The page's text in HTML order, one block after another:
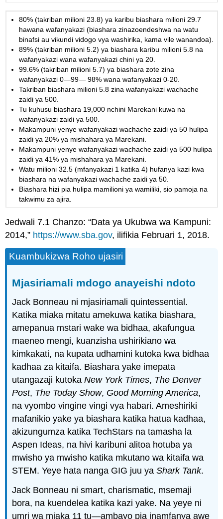
80% (takriban milioni 23.8) ya karibu biashara milioni 29.7
hawana wafanyakazi (biashara zinazoendeshwa na watu
binafsi au vikundi vidogo vya washirika, kama vile wanandoa).
89% (takriban milioni 5.2) ya biashara karibu milioni 5.8 na
wafanyakazi wana wafanyakazi chini ya 20.
99.6% (takriban milioni 5.7) ya biashara zote zina
wafanyakazi 0—99— 98% wana wafanyakazi 0-20.
Takriban biashara milioni 5.8 zina wafanyakazi wachache
zaidi ya 500.
Tu kuhusu biashara 19,000 nchini Marekani kuwa na
wafanyakazi zaidi ya 500.
Makampuni yenye wafanyakazi wachache zaidi ya 50 hulipa
zaidi ya 20% ya mishahara ya Marekani.
Makampuni yenye wafanyakazi wachache zaidi ya 500 hulipa
zaidi ya 41% ya mishahara ya Marekani.
Watu milioni 32.5 (mfanyakazi 1 katika 4) hufanya kazi kwa
biashara na wafanyakazi wachache zaidi ya 50.
Biashara hizi pia hulipa mamilioni ya wamiliki, sio pamoja na
takwimu za ajira.
Jedwali 7.1 Chanzo: “Data ya Ukubwa wa Kampuni:
2014,” https://www.sba.gov, ilifikia Februari 1, 2018.
Kuambukizwa Roho ujasiri
Mjasiriamali mdogo anayeishi ndoto
Jack Bonneau ni mjasiriamali quintessential.
Katika miaka mitatu amekuwa katika biashara,
amepanua mstari wake wa bidhaa, akafungua
maeneo mengi, kuanzisha ushirikiano wa
kimkakati, na kupata udhamini kutoka kwa bidhaa
kadhaa za kitaifa. Biashara yake imepata
utangazaji kutokaNew York Times, The Denver
Post, The Today Show, Good Morning America,
na vyombo vingine vingi vya habari. Ameshiriki
mafanikio yake ya biashara katika hatua kadhaa,
akizungumza katika TechStars na tamasha la
Aspen Ideas, na hivi karibuni alitoa hotuba ya
mwisho ya mwisho katika mkutano wa kitaifa wa
STEM. Yeye hata nanga GIG juu yaShark Tank.
Jack Bonneau ni smart, charismatic, msemaji
bora, na kuendelea katika kazi yake. Na yeye ni
umri wa miaka 11 tu—ambayo pia inamfanya awe